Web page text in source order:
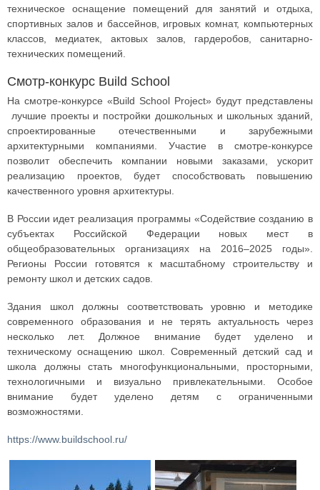
техническое оснащение помещений для занятий и отдыха,
спортивных залов и бассейнов, игровых комнат, компьютерных
классов, медиатек, актовых залов, гардеробов, санитарно-
технических помещений.
​Смотр-конкурс Build School
На смотре-конкурсе «Build School Project» будут представлены
лучшие проекты и постройки дошкольных и школьных зданий,
спроектированные отечественными и зарубежными
архитектурными компаниями. Участие в смотре-конкурсе
позволит обеспечить компании новыми заказами, ускорит
реализацию проектов, будет способствовать повышению
качественного уровня архитектуры.
В России идет реализация программы «Содействие созданию в
субъектах Российской Федерации новых мест в
общеобразовательных организациях на 2016–2025 годы».
Регионы России готовятся к масштабному строительству и
ремонту школ и детских садов.
Здания школ должны соответствовать уровню и методике
современного образования и не терять актуальность через
несколько лет. Должное внимание будет уделено и
техническому оснащению школ. Современный детский сад и
школа должны стать многофункциональными, просторными,
технологичными и визуально привлекательными. Особое
внимание будет уделено детям с ограниченными
возможностями.
https://www.buildschool.ru/